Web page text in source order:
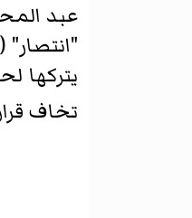
عبد
"انتصار" (
يتركها
تخاف